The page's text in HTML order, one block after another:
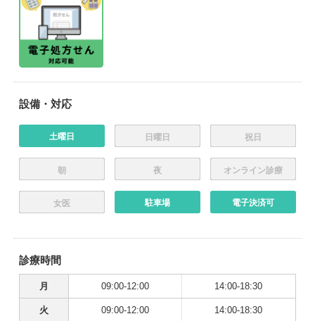
設備・対応
土曜日 日曜日 祝日
朝 夜 オンライン診療
女医 駐車場 電子決済可
診療時間
月 09:00-12:00 14:00-18:30
火 09:00-12:00 14:00-18:30